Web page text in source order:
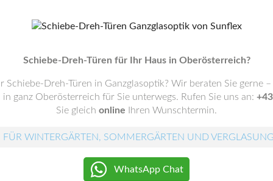
Schiebe-Dreh-Türen für Ihr Haus in Oberösterreich?
Schiebe-Dreh-Türen in Ganzglasoptik? Wir beraten Sie gerne
ganz Oberösterreich für Sie unterwegs. Rufen Sie uns an:
Sie gleich online Ihren Wunschtermin.
WINTERGÄRTEN, SOMMERGÄRTEN UND
WhatsApp Chat